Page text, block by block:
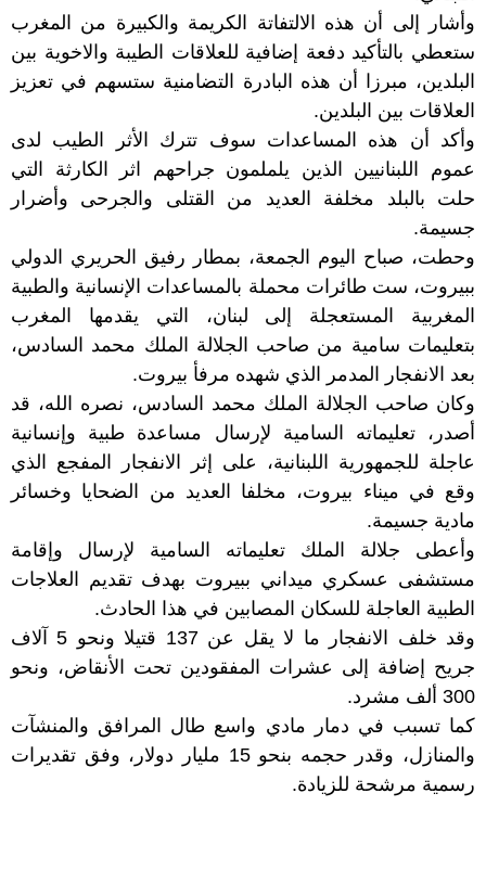
وأشار إلى أن هذه الالتفاتة الكريمة والكبيرة من المغرب
ستعطي بالتأكيد دفعة إضافية للعلاقات الطيبة والاخوية بين
البلدين، مبرزا أن هذه البادرة التضامنية ستسهم في تعزيز
العلاقات بين البلدين.
وأكد أن هذه المساعدات سوف تترك الأثر الطيب لدى
عموم اللبنانيين الذين يلملمون جراحهم اثر الكارثة التي
حلت بالبلد مخلفة العديد من القتلى والجرحى وأضرار
جسيمة.
وحطت، صباح اليوم الجمعة، بمطار رفيق الحريري الدولي
ببيروت، ست طائرات محملة بالمساعدات الإنسانية والطبية
المغربية المستعجلة إلى لبنان، التي يقدمها المغرب
بتعليمات سامية من صاحب الجلالة الملك محمد السادس،
بعد الانفجار المدمر الذي شهده مرفأ بيروت.
وكان صاحب الجلالة الملك محمد السادس، نصره الله، قد
أصدر، تعليماته السامية لإرسال مساعدة طبية وإنسانية
عاجلة للجمهورية اللبنانية، على إثر الانفجار المفجع الذي
وقع في ميناء بيروت، مخلفا العديد من الضحايا وخسائر
مادية جسيمة.
وأعطى جلالة الملك تعليماته السامية لإرسال وإقامة
مستشفى عسكري ميداني ببيروت بهدف تقديم العلاجات
الطبية العاجلة للسكان المصابين في هذا الحادث.
وقد خلف الانفجار ما لا يقل عن 137 قتيلا ونحو 5 آلاف
جريح إضافة إلى عشرات المفقودين تحت الأنقاض، ونحو
300 ألف مشرد.
كما تسبب في دمار مادي واسع طال المرافق والمنشآت
والمنازل، وقدر حجمه بنحو 15 مليار دولار، وفق تقديرات
رسمية مرشحة للزيادة.